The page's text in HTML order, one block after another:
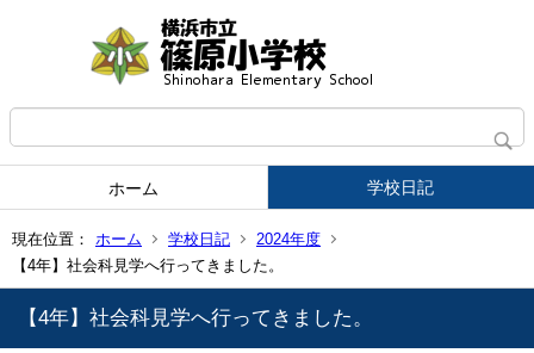
ホーム 学校日記
現在位置： ホーム 学校日記
2024年度
【4年】社会科見学へ行ってきました。
【4年】社会科見学へ行ってきました。